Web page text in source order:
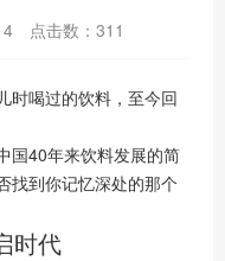
点击数： 311
时喝过的饮料，至今回
国40年来饮料发展的简
找到你记忆深处的那个
时代